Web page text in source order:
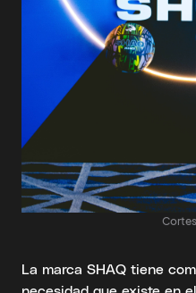
La marca SHAQ tiene